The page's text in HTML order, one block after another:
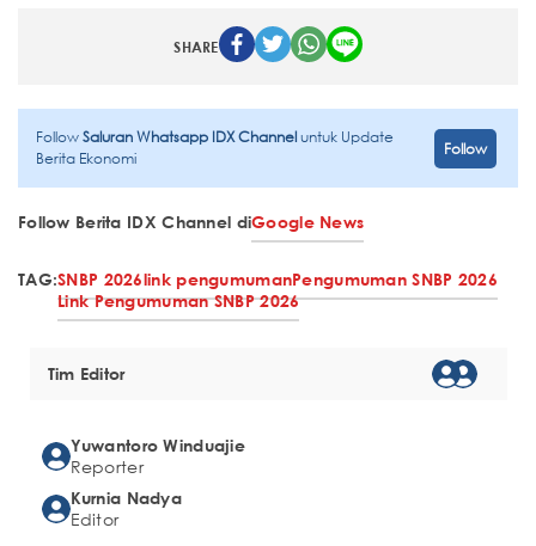
SHARE
FollowSaluran Whatsapp IDX Channeluntuk Update
Berita Ekonomi
Follow
Follow Berita IDX Channel diGoogle News
TAG:SNBP 2026link pengumumanPengumuman SNBP 2026
Link Pengumuman SNBP 2026
Tim Editor
Yuwantoro Winduajie
Reporter
Kurnia Nadya
Editor